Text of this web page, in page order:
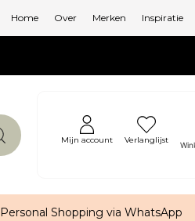
Home Over Merken Inspiratie
Mijn account Verlanglijst
Personal Shopping via WhatsApp